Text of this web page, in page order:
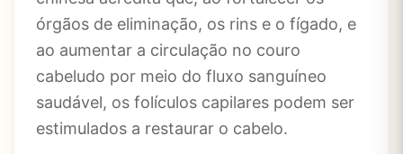
órgãos de eliminação, os rins e o fígado, e
ao aumentar a circulação no couro
cabeludo por meio do fluxo sanguíneo
saudável, os folículos capilares podem ser
estimulados a restaurar o cabelo.